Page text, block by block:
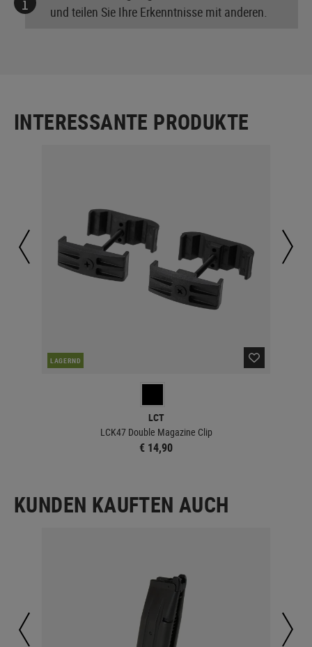
und teilen Sie Ihre Erkenntnisse mit anderen.
INTERESSANTE PRODUKTE
LAGERND
LCT
LCK47 Double Magazine Clip
€ 14,90
KUNDEN KAUFTEN AUCH